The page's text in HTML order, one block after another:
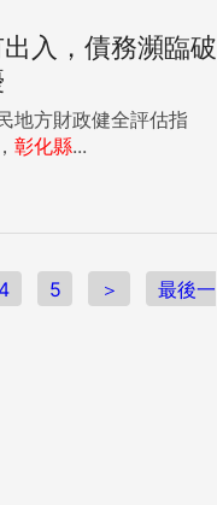
入，債務瀕臨破
地方財政健全評估指
彰化縣...
4 5 ＞
最後一